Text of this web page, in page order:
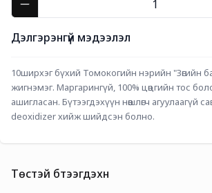
Дэлгэрэнгүй мэдээлэл
10ширхэг бүхий Томокогийн нэрийн "Зөгийн
жигнэмэг. Маргарингүй, 100% цөцгийн тос
ашигласан. Бүтээгдэхүүн нөөшлөгч агуулаагүй
deoxidizer хийж шийдсэн болно.
Төстэй бүтээгдэхүүн